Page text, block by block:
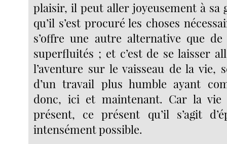
plaisir, il peut aller joyeusement à sa
qu’il s’est procuré les choses
s’offre une autre alternative que
superfluités ; et c’est de se laisser
l’aventure sur le vaisseau de la vie,
d’un travail plus humble ayant
donc, ici et maintenant. Car la vie
présent, ce présent qu’il s’agit
intensément possible.